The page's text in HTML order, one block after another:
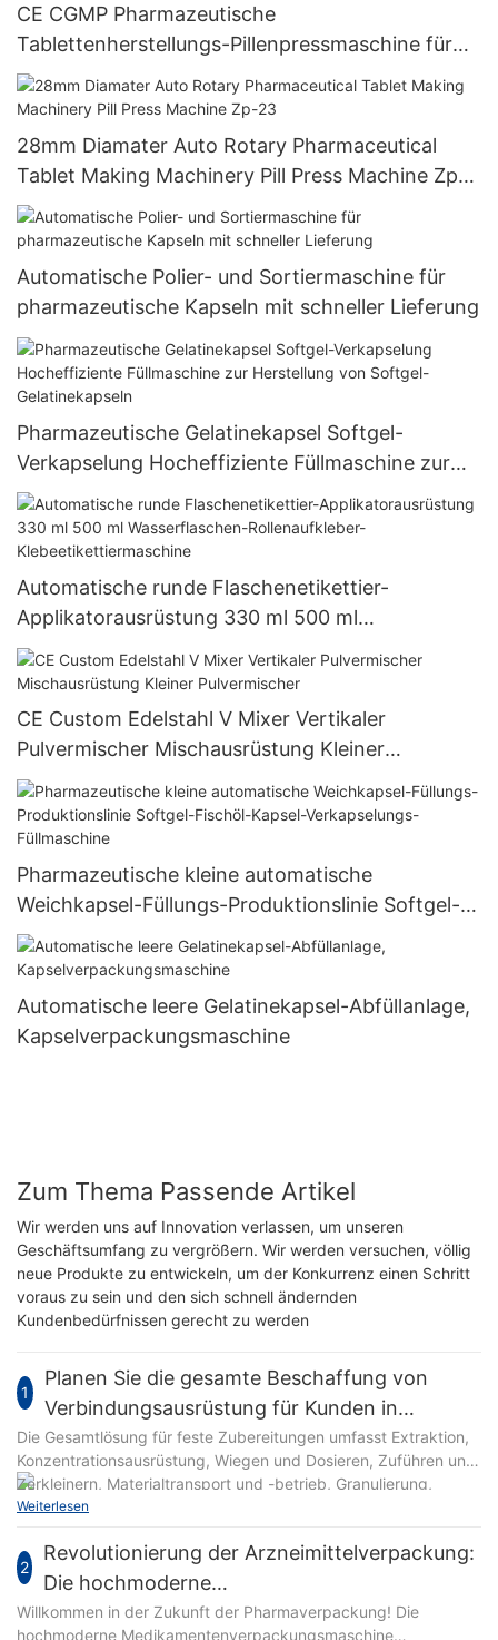
CE CGMP Pharmazeutische
Tablettenherstellungs-Pillenpressmaschine für
Pulver
28mm Diamater Auto Rotary Pharmaceutical
Tablet Making Machinery Pill Press Machine Zp-
23
Automatische Polier- und Sortiermaschine für
pharmazeutische Kapseln mit schneller Lieferung
Pharmazeutische Gelatinekapsel Softgel-
Verkapselung Hocheffiziente Füllmaschine zur
Herstellung von Softgel-Gelatinekapseln
Automatische runde Flaschenetikettier-
Applikatorausrüstung 330 ml 500 ml
Wasserflaschen-Rollenaufkleber-
Klebeetikettiermaschine
CE Custom Edelstahl V Mixer Vertikaler
Pulvermischer Mischausrüstung Kleiner
Pulvermischer
Pharmazeutische kleine automatische
Weichkapsel-Füllungs-Produktionslinie Softgel-
Fischöl-Kapsel-Verkapselungs-Füllmaschine
Automatische leere Gelatinekapsel-Abfüllanlage,
Kapselverpackungsmaschine
Zum Thema Passende Artikel
Wir werden uns auf Innovation verlassen, um unseren
Geschäftsumfang zu vergrößern. Wir werden versuchen, völlig
neue Produkte zu entwickeln, um der Konkurrenz einen Schritt
voraus zu sein und den sich schnell ändernden
Kundenbedürfnissen gerecht zu werden
1
Planen Sie die gesamte Beschaffung von
Verbindungsausrüstung für Kunden in
Brasilien 2024
Die Gesamtlösung für feste Zubereitungen umfasst Extraktion,
Konzentrationsausrüstung, Wiegen und Dosieren, Zuführen und
Zerkleinern, Materialtransport und -betrieb, Granulierung,
Siedetrocknung, Mischen, Tablettieren, Kapselfüllung,
Verpackung usw. Prozessausrüstung. Die Gesamtlösung von
Urban kann die Merkmale pharmazeutischer Prozesse besser
erfüllen, die Effizienz der Geräteverbindung verbessern,
effiziente und bequeme Dienstleistungen aus einer Hand bieten
Weiterlesen
2
Revolutionierung der Arzneimittelverpackung:
Die hochmoderne
Arzneimittelverpackungsmaschine
Willkommen in der Zukunft der Pharmaverpackung! Die
hochmoderne Medikamentenverpackungsmaschine